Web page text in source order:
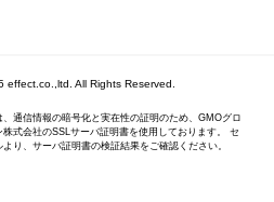
All Rights Reserved.
、通信情報の暗号化と実在性の証明のため、GMOグロ
株式会社のSSLサーバ証明書を使用しております。 セ
より、サーバ証明書の検証結果をご確認ください。